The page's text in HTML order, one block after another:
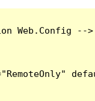
Web.Config -->